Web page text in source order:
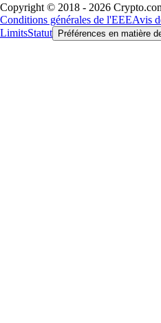
Copyright © 2018 - 2026
Conditions générales de l'EEEAvis
LimitsStatut Préférences en matière